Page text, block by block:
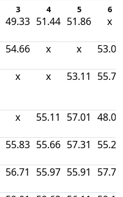
3 4 5 6
49.33 51.44 51.86 x
54.66 x x 53.05
x x 53.11 55.73
x 55.11 57.01 48.09
55.83 55.66 57.31 55.21
56.71 55.97 55.91 57.73